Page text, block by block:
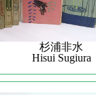
杉浦非水
Hisui Sugiura